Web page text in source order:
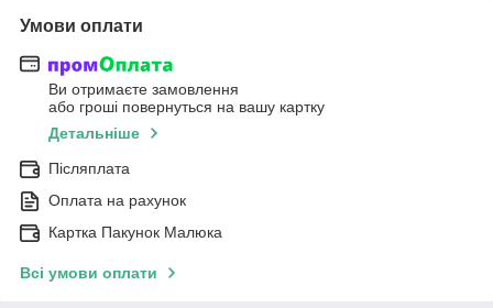
Умови оплати
Ви отримаєте замовлення
або гроші повернуться на вашу картку
Детальніше
Післяплата
Оплата на рахунок
Картка Пакунок Малюка
Всі умови оплати